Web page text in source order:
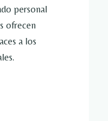
personal
ofrecen
a los